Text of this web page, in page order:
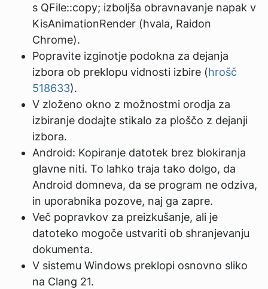
s QFile::copy; izboljša obravnavanje napak v
KisAnimationRender (hvala, Raidon
Chrome).
Popravite izginotje podokna za dejanja
izbora ob preklopu vidnosti izbire (hrošč
518633).
V zloženo okno z možnostmi orodja za
izbiranje dodajte stikalo za ploščo z dejanji
izbora.
Android: Kopiranje datotek brez blokiranja
glavne niti. To lahko traja tako dolgo, da
Android domneva, da se program ne odziva,
in uporabnika pozove, naj ga zapre.
Več popravkov za preizkušanje, ali je
datoteko mogoče ustvariti ob shranjevanju
dokumenta.
V sistemu Windows preklopi osnovno sliko
na Clang 21.